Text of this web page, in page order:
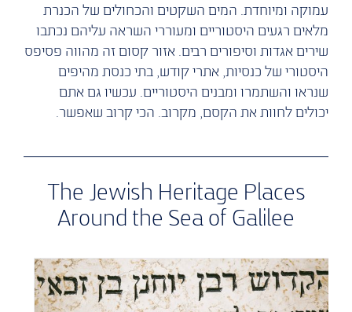
‬עמוקה ‬ומיוחדת. ‬המים ‬השקטים ‬והכחולים ‬של ‬הכנרת
‬מלאים ‬רגעים ‬היסטוריים ‬ומעוררי ‬השראה ‬עליהם ‬נכתבו
‬שירים ‬אגדות וסיפורים ‬רבים. ‬אזור ‬קסום ‬זה ‬מהווה ‬פסיפס
‬היסטורי ‬של ‬כנסיות, ‬אתרי ‬קודש, ‬בתי ‬כנסת ‬מהיפים
‬שנראו ‬והשתמרו ‬ומבנים ‬היסטוריים. ‬עכשיו ‬גם ‬אתם
‬יכולים ‬לחוות ‬את ‬הקסם, ‬מקרוב. ‬הכי ‬קרוב ‬שאפשר.‬‬‬‬‬‬‬‬‬‬‬‬‬‬‬‬‬‬‬‬‬‬‬‬‬‬‬‬‬‬‬‬‬‬‬‬‬‬‬‬‬‬‬‬‬‬‬‬‬‬‬‬‬‬‬‬‬‬‬‬‬‬‬‬‬‬‬‬‬‬‬‬‬‬‬‬‬‬‬‬‬‬‬‬‬‬‬‬‬‬‬‬‬‬‬‬‬‬‬‬‬‬‬‬‬‬‬‬‬‬‬
The Jewish Heritage Places
Around the Sea of Galilee